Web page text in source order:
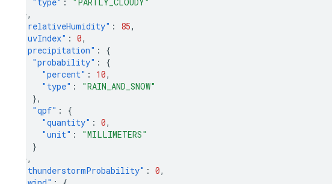
},
"relativeHumidity" : 85,
"uvIndex" : 0,
"precipitation" :
{
"probability" :
{
"percent" : 10,
"type" :
"RAIN_AND_SNOW"
},
"qpf" :
{
"quantity" : 0,
"unit" :
"MILLIMETERS"
}
},
"thunderstormProbability" : 0,